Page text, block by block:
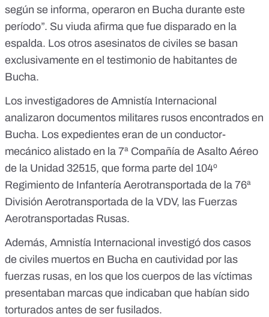
según se informa, operaron en Bucha durante este
período”. Su viuda afirma que fue disparado en la
espalda. Los otros asesinatos de civiles se basan
exclusivamente en el testimonio de habitantes de
Bucha.
Los investigadores de Amnistía Internacional
analizaron documentos militares rusos encontrados en
Bucha. Los expedientes eran de un conductor-
mecánico alistado en la 7ª Compañía de Asalto Aéreo
de la Unidad 32515, que forma parte del 104º
Regimiento de Infantería Aerotransportada de la 76ª
División Aerotransportada de la VDV, las Fuerzas
Aerotransportadas Rusas.
Además, Amnistía Internacional investigó dos casos
de civiles muertos en Bucha en cautividad por las
fuerzas rusas, en los que los cuerpos de las víctimas
presentaban marcas que indicaban que habían sido
torturados antes de ser fusilados.